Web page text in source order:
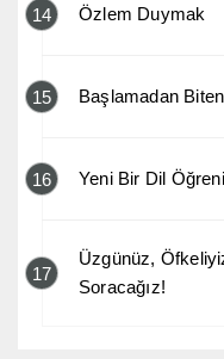
14 Özlem Duymak
15 Başlamadan
16 Yeni Bir Dil
17
Üzgünüz,
Soracağız!